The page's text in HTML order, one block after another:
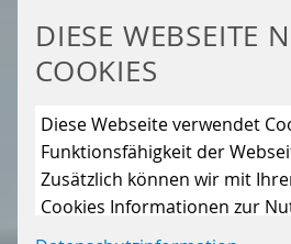
DIESE WEBSEITE
COOKIES
Diese Webseite verwendet
Funktionsfähigkeit der
Zusätzlich können wir mit
Cookies Informationen zur
sammeln, um die Webseite